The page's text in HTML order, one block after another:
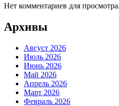
Нет комментариев для просмотра.
Архивы
Август 2026
Июль 2026
Июнь 2026
Май 2026
Апрель 2026
Март 2026
Февраль 2026